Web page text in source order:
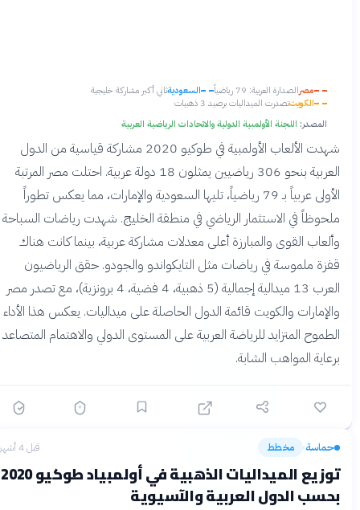
مصرالصدارة العربية: 79 رياضياً السعوديةثاني أكبر مشاركة خليجية
الكويتتصدرت الميداليات برصيد 3 ذهبيات
المصدر:اللجنة الأولمبية الدولية والاتحادات الرياضية العربية
شهدت الألعاب الأولمبية في طوكيو 2020 مشاركة قياسية من الدول
العربية بنحو 306 رياضيين يمثلون 18 دولة عربية. احتلت مصر المرتبة
الأولى عربياً بـ 79 رياضياً، تليها السعودية والإمارات، مما يعكس تطوراً
ملحوظاً في الاستثمار الرياضي في منطقة الخليج. شهدت رياضات السباحة
وألعاب القوى والمبارزة أعلى معدلات مشاركة عربية، بينما كانت هناك
قفزة ملموسة في رياضات مثل التايكواندو والجودو. حقق الرياضيون
العرب 13 ميدالية إجمالية (5 ذهبية، 4 فضية، 4 برونزية)، مع تصدر مصر
والإمارات والكويت قائمة الدول الحاصلة على ميداليات. يعكس هذا الأداء
الطموح المتزايد للرياضة العربية على المستوى الدولي والاهتمام المتصاعد
برعاية المواهب الشابة.
حماسة› مخطط قبل 4 أشهر
توزيع الميداليات الذهبية في أولمبياد طوكيو 2020
بحسب الدول العربية والآسيوية